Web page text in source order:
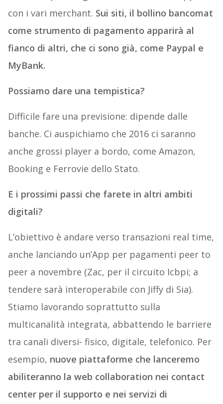
con i vari merchant. Sui siti, il bollino bancomat
come strumento di pagamento apparirà al
fianco di altri, che ci sono già, come Paypal e
MyBank.
Possiamo dare una tempistica?
Difficile fare una previsione: dipende dalle
banche. Ci auspichiamo che 2016 ci saranno
anche grossi player a bordo, come Amazon,
Booking e Ferrovie dello Stato.
E i prossimi passi che farete in altri ambiti
digitali?
L’obiettivo è andare verso transazioni real time,
anche lanciando un’App per pagamenti peer to
peer a novembre (Zac, per il circuito Icbpi; a
tendere sarà interoperabile con Jiffy di Sia).
Stiamo lavorando soprattutto sulla
multicanalità integrata, abbattendo le barriere
tra canali diversi- fisico, digitale, telefonico. Per
esempio, nuove piattaforme che lanceremo
abiliteranno la web collaboration nei contact
center per il supporto e nei servizi di